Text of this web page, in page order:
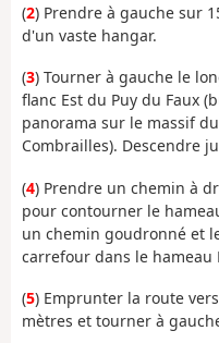
(2) Prendre à gauche sur
d'un vaste hangar.
(3) Tourner à gauche le
flanc Est du Puy du Faux
panorama sur le massif
Combrailles). Descendre
(4) Prendre un chemin à
pour contourner le
un chemin goudronné et
carrefour dans le hameau
(5) Emprunter la route
mètres et tourner à